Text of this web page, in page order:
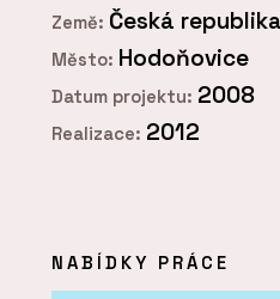
Země: Česká republika
Město: Hodoňovice
Datum projektu: 2008
Realizace: 2012
NABÍDKY PRÁCE